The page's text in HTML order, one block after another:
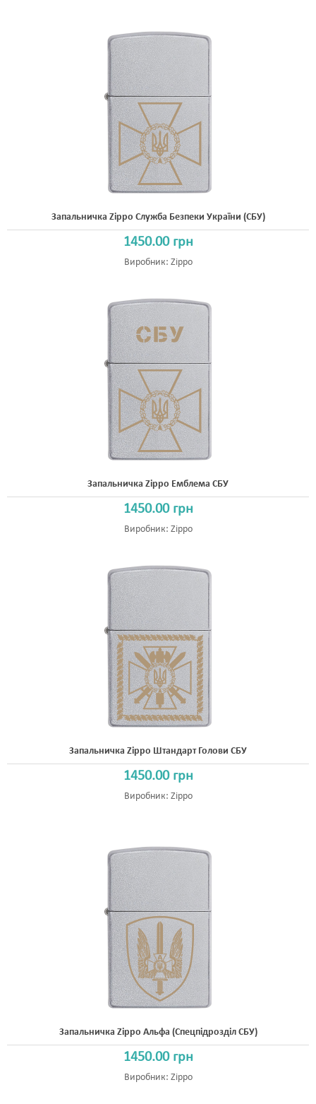
Запальничка Zippo Служба Безпеки України (СБУ)
1450.00 грн
Виробник: Zippo
Запальничка Zippo Емблема СБУ
1450.00 грн
Виробник: Zippo
Запальничка Zippo Штандарт Голови СБУ
1450.00 грн
Виробник: Zippo
Запальничка Zippo Альфа (спецпідрозділ СБУ)
1450.00 грн
Виробник: Zippo